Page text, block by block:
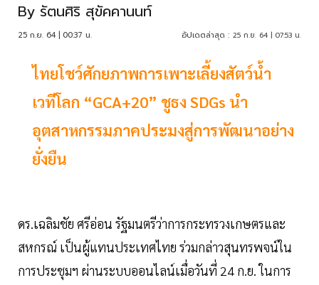
By รัตนศิริ สุขัคคานนท์
25 ก.ย. 64 | 00:37 น. อัปเดตล่าสุด : 25 ก.ย. 64 | 07:53 น.
ไทยโชว์ศักยภาพการเพาะเลี้ยงสัตว์น้ำ
เวทีโลก “GCA+20” ชูธง SDGs นำ
อุตสาหกรรมภาคประมงสู่การพัฒนาอย่าง
ยั่งยืน
ดร.เฉลิมชัย ศรีอ่อน รัฐมนตรีว่าการกระทรวงเกษตรและ
สหกรณ์ เป็นผู้แทนประเทศไทย ร่วมกล่าวสุนทรพจน์ใน
การประชุมฯ ผ่านระบบออนไลน์เมื่อวันที่ 24 ก.ย. ในการ